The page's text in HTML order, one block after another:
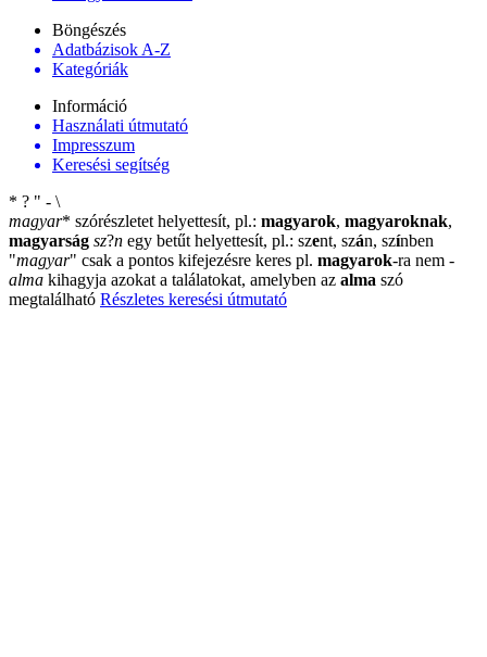
Böngészés
Adatbázisok A-Z
Kategóriák
Információ
Használati útmutató
Impresszum
Keresési segítség
* ? " - \
magyar* szórészletet helyettesít, pl.: magyarok, magyaroknak,
magyarság sz?n egy betűt helyettesít, pl.: szent, szán, színben
"magyar" csak a pontos kifejezésre keres pl. magyarok-ra nem -
alma kihagyja azokat a találatokat, amelyben az alma szó
megtalálható Részletes keresési útmutató